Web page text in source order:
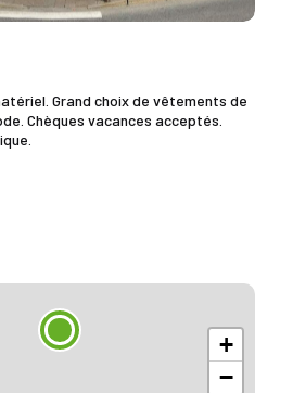
Grand choix de vêtements de
Chèques vacances acceptés.
+
−